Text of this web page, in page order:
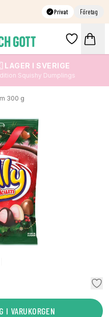
Privat Företag
I SVERIGE
Squishy Dumplings
300 g
I VARUKORGEN